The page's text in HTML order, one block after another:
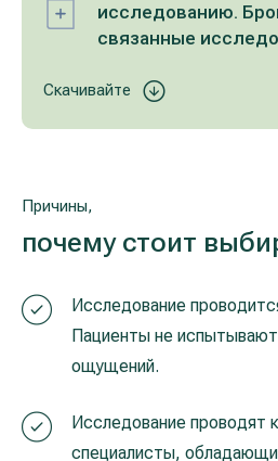
исследованию.
связанные
Скачивайте
Причины,
почему стоит
Исследование
Пациенты не
ощущений.
Исследование проводят
специалисты,